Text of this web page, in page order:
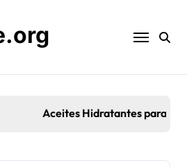
para la Reparación de la